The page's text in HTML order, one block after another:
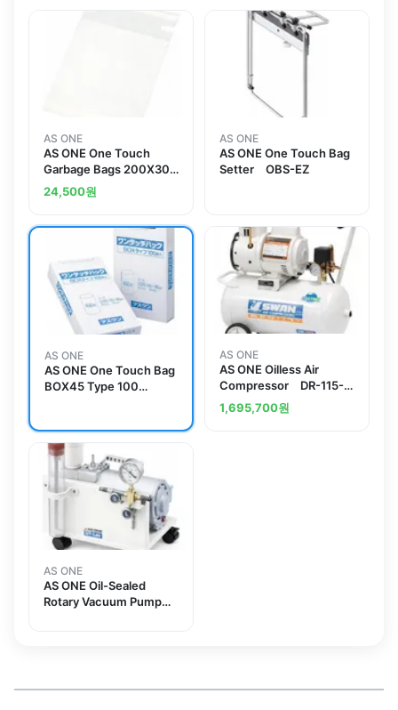
AS ONE
AS ONE One Touch
Garbage Bags 200X300
30 Pcsand others
24,500원
AS ONE
AS ONE One Touch Bag
Setter OBS-EZ
AS ONE
AS ONE One Touch Bag
BOX45 Type 100
AS ONE
AS ONE Oilless Air
Compressor DR-115-
22L
1,695,700원
AS ONE
AS ONE Oil-Sealed
Rotary Vacuum Pump